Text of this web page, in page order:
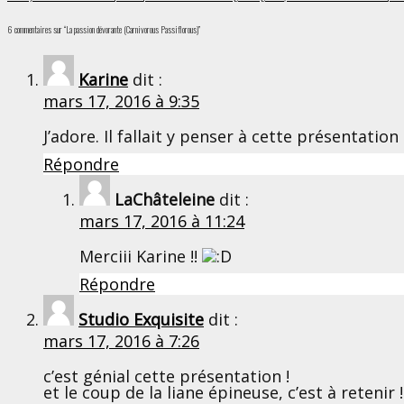
6 commentaires sur “La passion dévorante (Carnivorous Passiflorous)”
Karine dit :
mars 17, 2016 à 9:35
J’adore. Il fallait y penser à cette présentation
Répondre
LaChâteleine dit :
mars 17, 2016 à 11:24
Merciii Karine !!
Répondre
Studio Exquisite dit :
mars 17, 2016 à 7:26
c’est génial cette présentation !
et le coup de la liane épineuse, c’est à retenir !